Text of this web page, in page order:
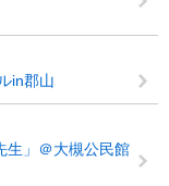
in郡山
生」＠大槻公民館